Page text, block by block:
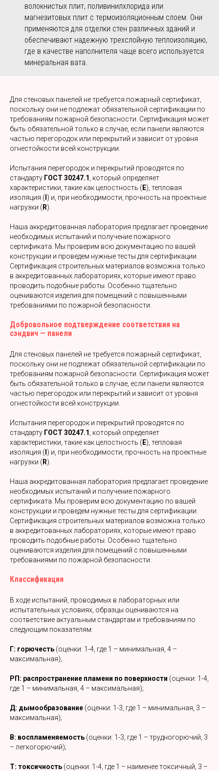
волокнистых плит, поливинилхлорида или
магнезитовых плит с термоизоляционным слоем. Они
применяются для отделки стен различных зданий и
обеспечивают надежную трехслойную теплоизоляцию,
где в качестве наполнителя чаще всего используется
минеральная вата.
Для стеновых панелей не требуется пожарный сертификат,
поскольку они не подлежат обязательной сертификации по
требованиям пожарной безопасности. Сертификация может
быть обязательной только в случае, если панели являются
частью перегородок или перекрытий и зависит от уровня
огнестойкости всей конструкции.
Испытания перегородок и перекрытий проводятся по
стандарту ГОСТ 30247.1 , который определяет
характеристики, такие как целостность ( E), тепловая
изоляция ( ) и, при необходимости, прочность на проектные
нагрузки ( R).
Наша аккредитованная лаборатория предлагает проведение
необходимых испытаний и получение пожарного
сертификата. Мы проверим всю документацию по вашей
конструкции и проведем нужные тесты для сертификации.
Сертификация строительных материалов возможна только
в аккредитованных лабораториях, которые имеют право
проводить подобные работы. Особенно тщательно
оцениваются изделия для помещений с повышенными
требованиями по пожарной безопасности.
Добровольное подтверждение соответствия на
сэндвич — панели
Для стеновых панелей не требуется пожарный сертификат,
поскольку они не подлежат обязательной сертификации по
требованиям пожарной безопасности. Сертификация может
быть обязательной только в случае, если панели являются
частью перегородок или перекрытий и зависит от уровня
огнестойкости всей конструкции.
Испытания перегородок и перекрытий проводятся по
стандарту ГОСТ 30247.1 , который определяет
характеристики, такие как целостность ( E), тепловая
изоляция ( ) и, при необходимости, прочность на проектные
нагрузки ( R).
Наша аккредитованная лаборатория предлагает проведение
необходимых испытаний и получение пожарного
сертификата. Мы проверим всю документацию по вашей
конструкции и проведем нужные тесты для сертификации.
Сертификация строительных материалов возможна только
в аккредитованных лабораториях, которые имеют право
проводить подобные работы. Особенно тщательно
оцениваются изделия для помещений с повышенными
требованиями по пожарной безопасности.
Классификация
В ходе испытаний, проводимых в лабораторных или
испытательных условиях, образцы оцениваются на
соответствие актуальным стандартам и требованиям по
следующим показателям:
Г: горючесть (оценки: 1-4, где 1 – минимальная, 4 –
максимальная);
РП: распространение пламени по поверхности (оценки: 1-4,
где 1 – минимальная, 4 – максимальная);
Д: дымообразование (оценки: 1-3, где 1 – минимальная, 3 –
максимальная);
В: воспламеняемость (оценки: 1-3, где 1 – трудногорючий, 3
– легкогорючий);
Т: токсичность (оценки: 1-4, где 1 – наименее токсичный, 3 –